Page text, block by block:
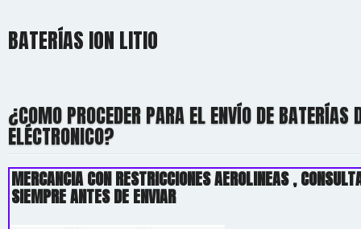
BATERÍAS ION LITIO
¿COMO PROCEDER PARA EL ENVÍO DE BATERÍAS
ELÉCTRONICO?
MERCANCIA CON RESTRICCIONES AEROLINEAS ,
SIEMPRE ANTES DE ENVIAR